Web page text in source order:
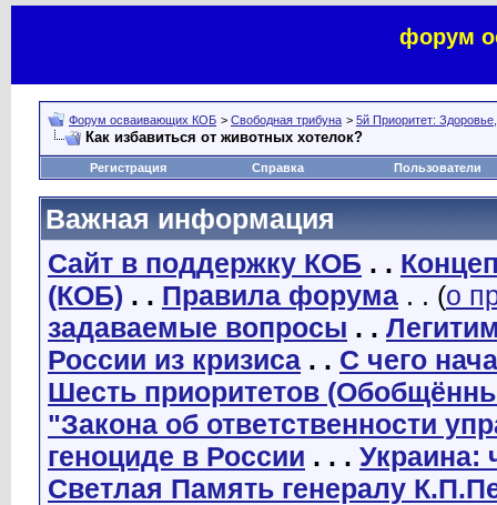
форум
Форум осваивающих КОБ > Свободная трибуна > 5й Приоритет:
Как избавиться от животных хотелок?
Регистрация Справка Пользователи
Важная информация
Сайт в поддержку КОБ . .
(КОБ) . . Правила форума . . (о
задаваемые вопросы . .
России из кризиса . . С чего
Шесть приоритетов
"Закона об ответственности
геноциде в России . . . Украина:
Светлая Память генералу